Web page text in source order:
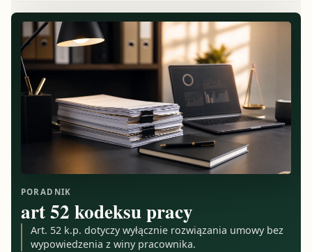
PORADNIK
art 52 kodeksu pracy
Art. 52 k.p. dotyczy wyłącznie rozwiązania umowy bez
wypowiedzenia z winy pracownika.